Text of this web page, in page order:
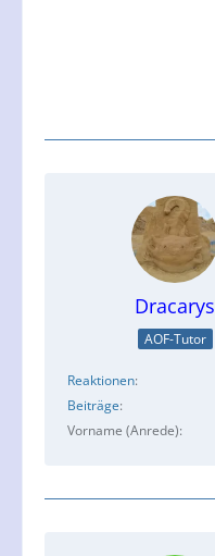
Dracarys
AOF-Tutor
Reaktionen
Beiträge
Vorname (Anrede)